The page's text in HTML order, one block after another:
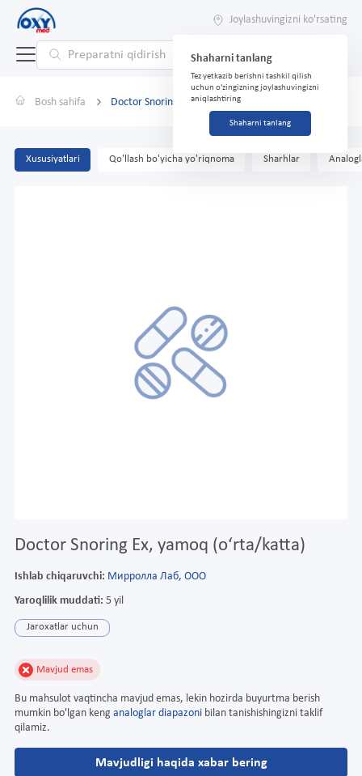
Joylashuvingizni ko'rsating
Shaharni tanlang
Tez yetkazib berishni tashkil qilish
uchun o'zingizning joylashuvingizni
aniqlashtiring
Shaharni tanlang
Bosh sahifa Doctor Snoring Ex, yamoq (oʻrta/katta)
Xususiyatlari Qo'llash bo'yicha yo'riqnoma Sharhlar
Doctor Snoring Ex, yamoq (oʻrta/katta)
Ishlab chiqaruvchi: Мирролла Лаб, ООО
Yaroqlilik muddati: 5 yil
Jaroxatlar uchun
Mavjud emas
Bu mahsulot vaqtincha mavjud emas, lekin hozirda buyurtma berish
mumkin bo'lgan keng analoglar diapazoni bilan tanishishingizni taklif
qilamiz.
Mavjudligi haqida xabar bering